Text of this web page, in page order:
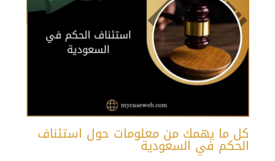
كل ما يهمك من معلومات حول استئناف
الحكم في السعودية